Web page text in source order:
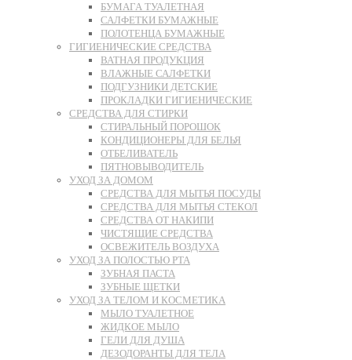
БУМАГА ТУАЛЕТНАЯ
САЛФЕТКИ БУМАЖНЫЕ
ПОЛОТЕНЦА БУМАЖНЫЕ
ГИГИЕНИЧЕСКИЕ СРЕДСТВА
ВАТНАЯ ПРОДУКЦИЯ
ВЛАЖНЫЕ САЛФЕТКИ
ПОДГУЗНИКИ ДЕТСКИЕ
ПРОКЛАДКИ ГИГИЕНИЧЕСКИЕ
СРЕДСТВА ДЛЯ СТИРКИ
СТИРАЛЬНЫЙ ПОРОШОК
КОНДИЦИОНЕРЫ ДЛЯ БЕЛЬЯ
ОТБЕЛИВАТЕЛЬ
ПЯТНОВЫВОДИТЕЛЬ
УХОД ЗА ДОМОМ
СРЕДСТВА ДЛЯ МЫТЬЯ ПОСУДЫ
СРЕДСТВА ДЛЯ МЫТЬЯ СТЕКОЛ
СРЕДСТВА ОТ НАКИПИ
ЧИСТЯЩИЕ СРЕДСТВА
ОСВЕЖИТЕЛЬ ВОЗДУХА
УХОД ЗА ПОЛОСТЬЮ РТА
ЗУБНАЯ ПАСТА
ЗУБНЫЕ ЩЕТКИ
УХОД ЗА ТЕЛОМ И КОСМЕТИКА
МЫЛО ТУАЛЕТНОЕ
ЖИДКОЕ МЫЛО
ГЕЛИ ДЛЯ ДУША
ДЕЗОДОРАНТЫ ДЛЯ ТЕЛА